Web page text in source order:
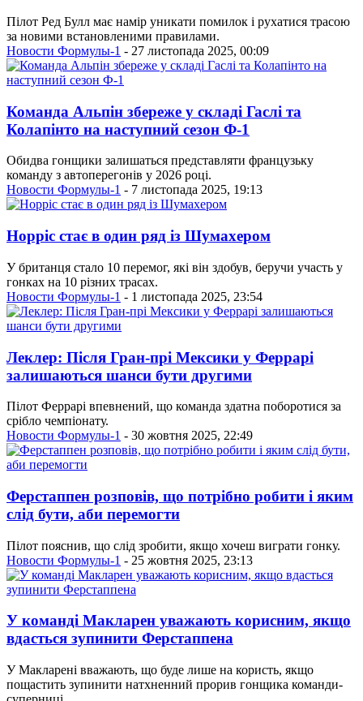
Пілот Ред Булл має намір уникати помилок і рухатися трасою
за новими встановленими правилами.
Новости Формулы-1 - 27 листопада 2025, 00:09
Команда Альпін збереже у складі Гаслі та
Колапінто на наступний сезон Ф-1
Обидва гонщики залишаться представляти французьку
команду з автоперегонів у 2026 році.
Новости Формулы-1 - 7 листопада 2025, 19:13
Норріс стає в один ряд із Шумахером
У британця стало 10 перемог, які він здобув, беручи участь у
гонках на 10 різних трасах.
Новости Формулы-1 - 1 листопада 2025, 23:54
Леклер: Після Гран-прі Мексики у Феррарі
залишаються шанси бути другими
Пілот Феррарі впевнений, що команда здатна поборотися за
срібло чемпіонату.
Новости Формулы-1 - 30 жовтня 2025, 22:49
Ферстаппен розповів, що потрібно робити і яким
слід бути, аби перемогти
Пілот пояснив, що слід зробити, якщо хочеш виграти гонку.
Новости Формулы-1 - 25 жовтня 2025, 23:13
У команді Макларен уважають корисним, якщо
вдасться зупинити Ферстаппена
У Макларені вважають, що буде лише на користь, якщо
пощастить зупинити натхненний прорив гонщика команди-